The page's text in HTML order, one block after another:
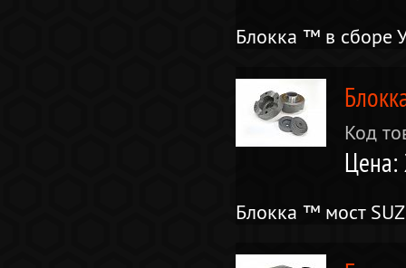
Блокка ™ в сборе
Код
Цена:
Блокка ™ мост